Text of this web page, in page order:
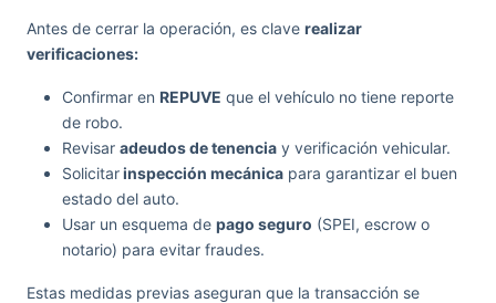
Antes de cerrar la operación, es clave realizar
verificaciones:
Confirmar en REPUVE que el vehículo no tiene reporte
de robo.
Revisar adeudos de tenencia y verificación vehicular.
Solicitarinspección mecánica para garantizar el buen
estado del auto.
Usar un esquema de pago seguro (SPEI, escrow o
notario) para evitar fraudes.
Estas medidas previas aseguran que la transacción se